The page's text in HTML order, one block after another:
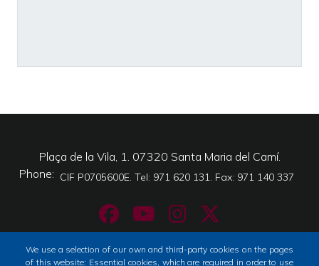
Plaça de la Vila, 1. 07320 Santa Maria del Camí.
Phone
CIF P0705600E. Tel: 971 620 131. Fax: 971 140 337
We use a selection of our own and third-party cookies on the pages
of this website: Essential cookies, which are required in order to use